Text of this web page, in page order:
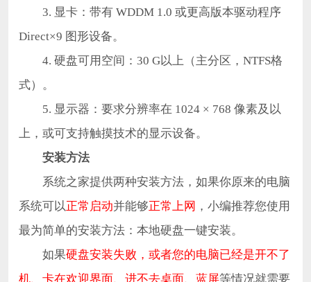
3. 显卡：带有 WDDM 1.0 或更高版本驱动程序
Direct×9 图形设备。
4. 硬盘可用空间：30 G以上（主分区，NTFS格
式）。
5. 显示器：要求分辨率在 1024 × 768 像素及以
上，或可支持触摸技术的显示设备。
安装方法
系统之家提供两种安装方法，如果你原来的电脑
系统可以 正常启动并能够 正常上网 ，小编推荐您使用
最为简单的安装方法：本地硬盘一键安装。
如果硬盘安装失败，或者您的电脑已经是开不了
机、卡在欢迎界面、进不去桌面、蓝屏等情况就需要